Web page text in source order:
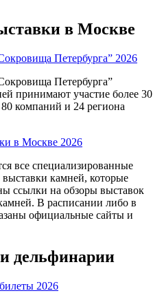
в Москве
Петербурга” 2026
Петербурга”
принимают участие более 30
компаний и 24 региона
в Москве 2026
все специализированные
камней, которые
ссылки на обзоры выставок
В расписании либо в
официальные сайты и
дельфинарии
2026